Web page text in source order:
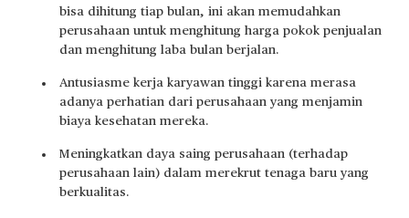
bisa dihitung tiap bulan, ini akan memudahkan
perusahaan untuk menghitung harga pokok penjualan
dan menghitung laba bulan berjalan.
Antusiasme kerja karyawan tinggi karena merasa
adanya perhatian dari perusahaan yang menjamin
biaya kesehatan mereka.
Meningkatkan daya saing perusahaan (terhadap
perusahaan lain) dalam merekrut tenaga baru yang
berkualitas.